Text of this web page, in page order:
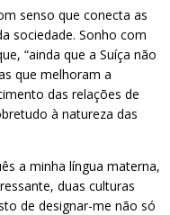
senso que conecta as
sociedade. Sonho com
“ainda que a Suíça não
que melhoram a
das relações de
à natureza das
a minha língua materna,
duas culturas
de designar-me não só